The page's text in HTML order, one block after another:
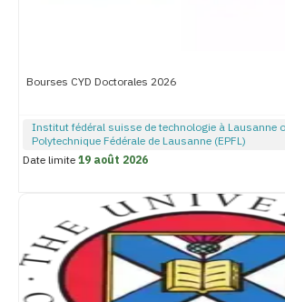
Bourses CYD Doctorales 2026
Institut fédéral suisse de technologie à Lausanne
Polytechnique Fédérale de Lausanne (EPFL)
Date limite19 août 2026